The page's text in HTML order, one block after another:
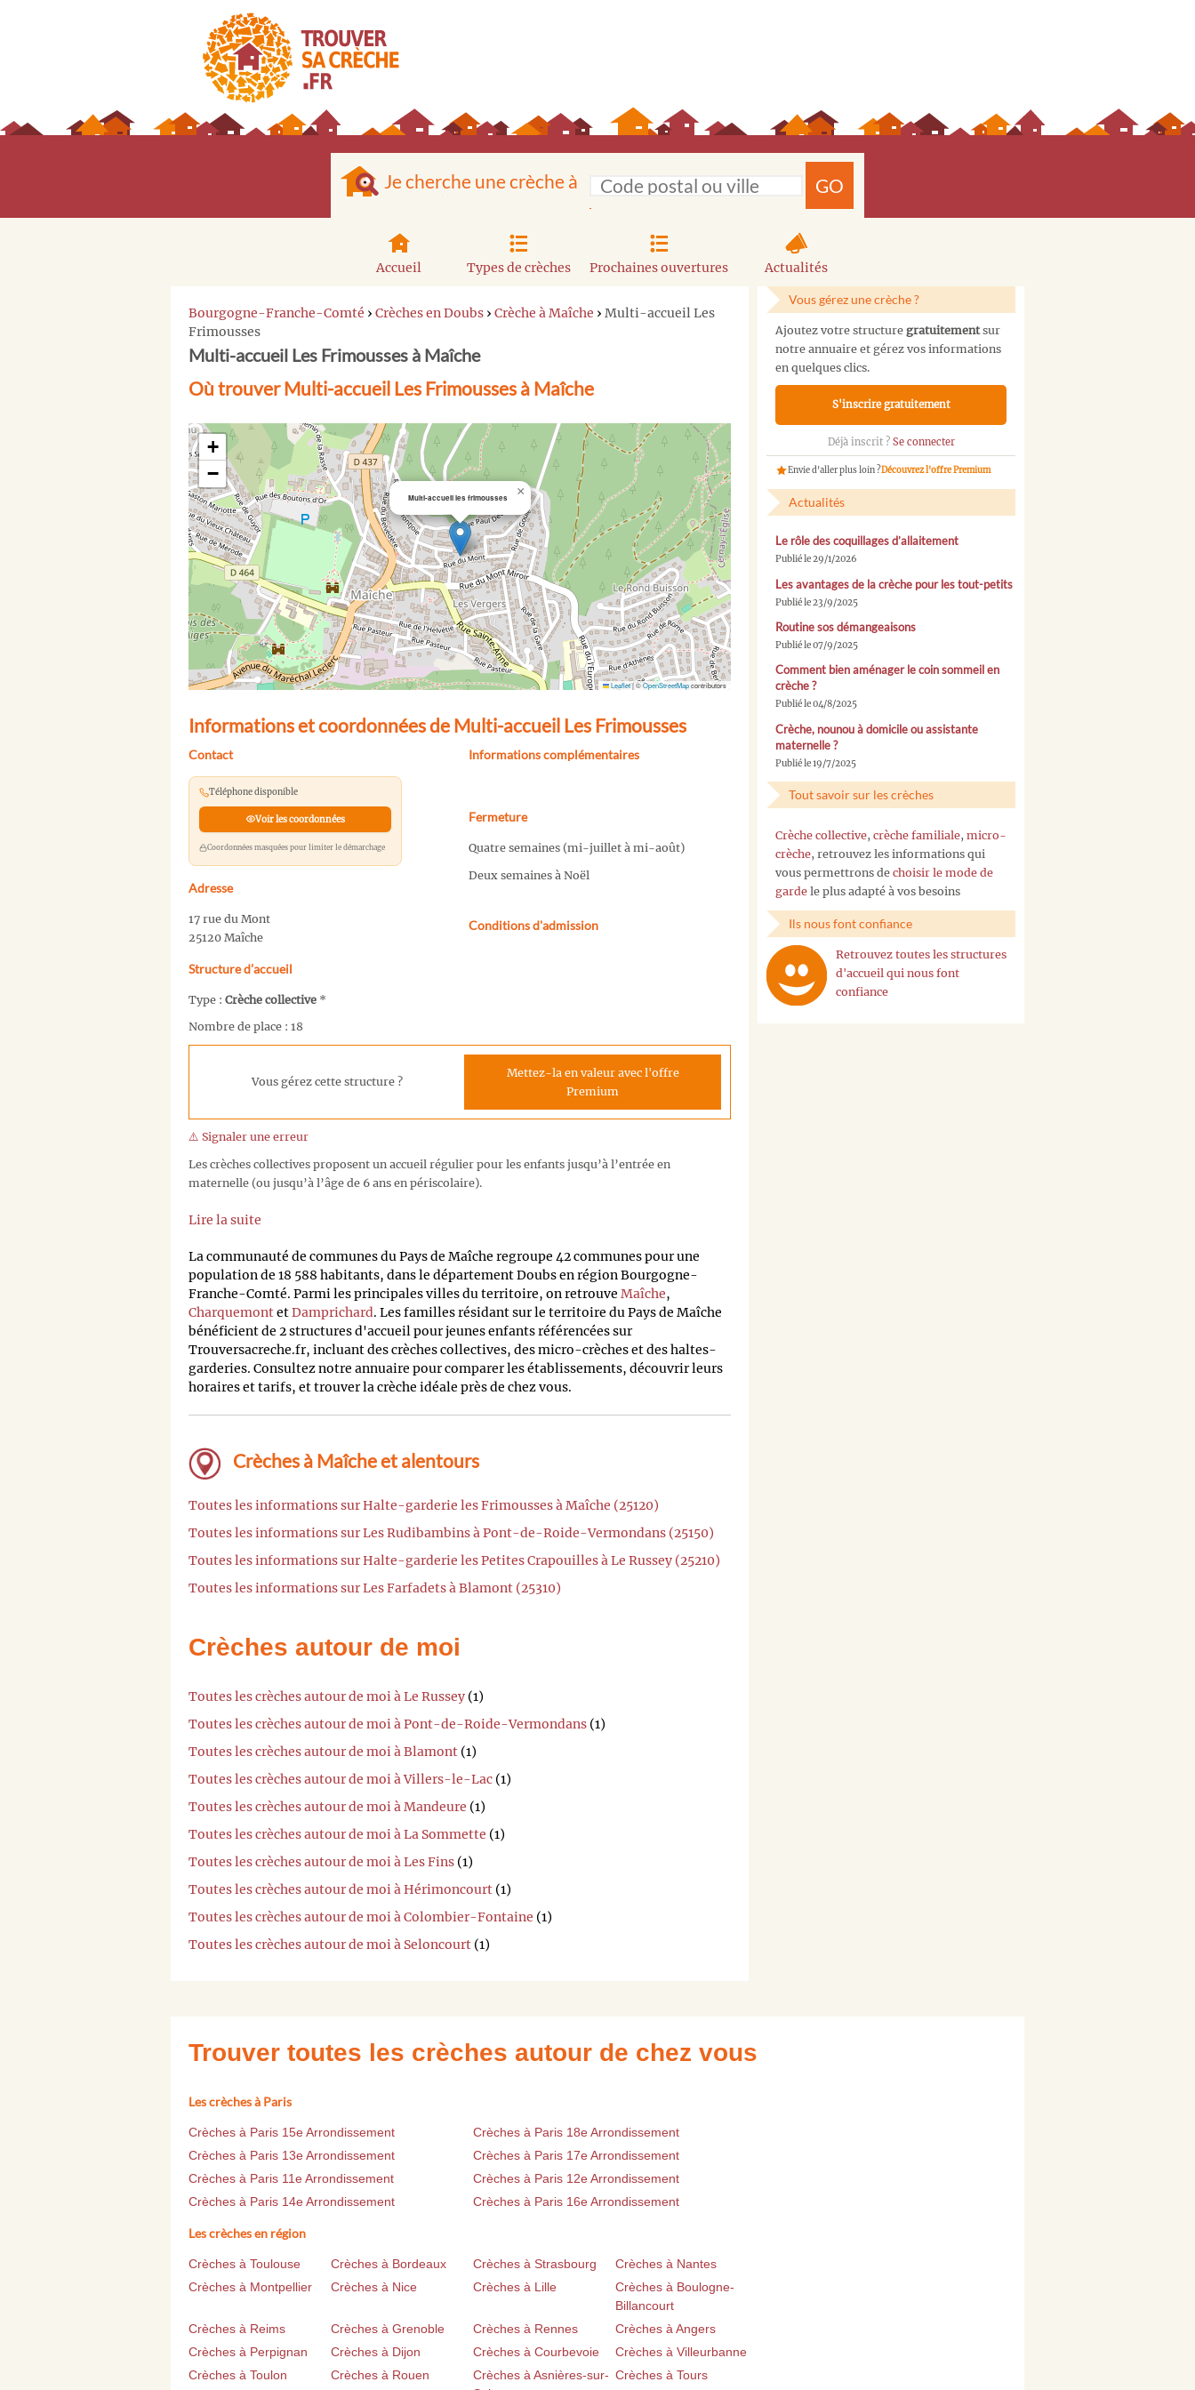
Je cherche une crèche à GO
Accueil Types de crèches Prochaines ouvertures Actualités
Bourgogne-Franche-Comté › Crèches en Doubs › Crèche à Maîche › Multi-accueil Les
Frimousses
Multi-accueil Les Frimousses à Maîche
Où trouver Multi-accueil Les Frimousses à Maîche
Multi-accueil les frimousses ×
+
−
Leaflet|©OpenStreetMapcontributors
Informations et coordonnées de Multi-accueil Les Frimousses
Contact
Téléphone disponible
Voir les coordonnées
Coordonnées masquées pour limiter le démarchage
Adresse
17 rue du Mont
25120 Maîche
Structure d’accueil
Type : Crèche collective *
Nombre de place : 18
Informations complémentaires
Fermeture
Quatre semaines (mi-juillet à mi-août)
Deux semaines à Noël
Conditions d'admission
Vous gérez cette structure ?
Mettez-la en valeur avec l'offre
Premium
⚠️ Signaler une erreur
Les crèches collectives proposent un accueil régulier pour les enfants jusqu’à l’entrée en
maternelle (ou jusqu’à l’âge de 6 ans en périscolaire).
Lire la suite
La communauté de communes du Pays de Maîche regroupe 42 communes pour une
population de 18 588 habitants, dans le département Doubs en région Bourgogne-
Franche-Comté. Parmi les principales villes du territoire, on retrouve Maîche,
CharquemontetDamprichard. Les familles résidant sur le territoire du Pays de Maîche
bénéficient de 2 structures d'accueil pour jeunes enfants référencées sur
Trouversacreche.fr, incluant des crèches collectives, des micro-crèches et des haltes-
garderies. Consultez notre annuaire pour comparer les établissements, découvrir leurs
horaires et tarifs, et trouver la crèche idéale près de chez vous.
Crèches à Maîche et alentours
Toutes les informations sur Halte-garderie les Frimousses à Maîche (25120)
Toutes les informations sur Les Rudibambins à Pont-de-Roide-Vermondans (25150)
Toutes les informations sur Halte-garderie les Petites Crapouilles à Le Russey (25210)
Toutes les informations sur Les Farfadets à Blamont (25310)
Crèches autour de moi
Toutes les crèches autour de moi à Le Russey (1)
Toutes les crèches autour de moi à Pont-de-Roide-Vermondans (1)
Toutes les crèches autour de moi à Blamont (1)
Toutes les crèches autour de moi à Villers-le-Lac (1)
Toutes les crèches autour de moi à Mandeure (1)
Toutes les crèches autour de moi à La Sommette (1)
Toutes les crèches autour de moi à Les Fins (1)
Toutes les crèches autour de moi à Hérimoncourt (1)
Toutes les crèches autour de moi à Colombier-Fontaine (1)
Toutes les crèches autour de moi à Seloncourt (1)
Vous gérez une crèche ?
Ajoutez votre structure gratuitementsur
notre annuaire et gérez vos informations
en quelques clics.
S'inscrire gratuitement
Déjà inscrit ? Se connecter
Envie d'aller plus loin ?Découvrez l'offre Premium
Actualités
Le rôle des coquillages d’allaitement
Publié le 29/1/2026
Les avantages de la crèche pour les tout-petits
Publié le 23/9/2025
Routine sos démangeaisons
Publié le 07/9/2025
Comment bien aménager le coin sommeil en
crèche ?
Publié le 04/8/2025
Crèche, nounou à domicile ou assistante
maternelle ?
Publié le 19/7/2025
Tout savoir sur les crèches
Crèche collective, crèche familiale, micro-
crèche, retrouvez les informations qui
vous permettrons de choisir le mode de
garde le plus adapté à vos besoins
Ils nous font confiance
Retrouvez toutes les structures
d'accueil qui nous font
confiance
Trouver toutes les crèches autour de chez vous
Les crèches à Paris
Crèches à Paris 15e Arrondissement
Crèches à Paris 18e Arrondissement
Crèches à Paris 13e Arrondissement
Crèches à Paris 17e Arrondissement
Crèches à Paris 11e Arrondissement
Crèches à Paris 12e Arrondissement
Crèches à Paris 14e Arrondissement
Crèches à Paris 16e Arrondissement
Les crèches en région
Crèches à Toulouse Crèches à Bordeaux Crèches à Strasbourg
Crèches à Nantes
Crèches à Montpellier
Crèches à Nice Crèches à Lille
Crèches à Boulogne-
Billancourt
Crèches à Reims
Crèches à Grenoble Crèches à Rennes
Crèches à Angers
Crèches à Perpignan
Crèches à Dijon Crèches à Courbevoie
Crèches à Villeurbanne
Crèches à Toulon
Crèches à Rouen
Crèches à Asnières-sur- Crèches à Tours